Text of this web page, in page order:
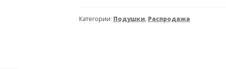
кресла
Категории: Подушки, Распродажа